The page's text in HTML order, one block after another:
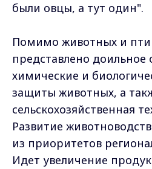
были овцы, а тут один".
Помимо животных и
представлено доильное
химические и
защиты животных, а
сельскохозяйственная
Развитие
из приоритетов
Идет увеличение